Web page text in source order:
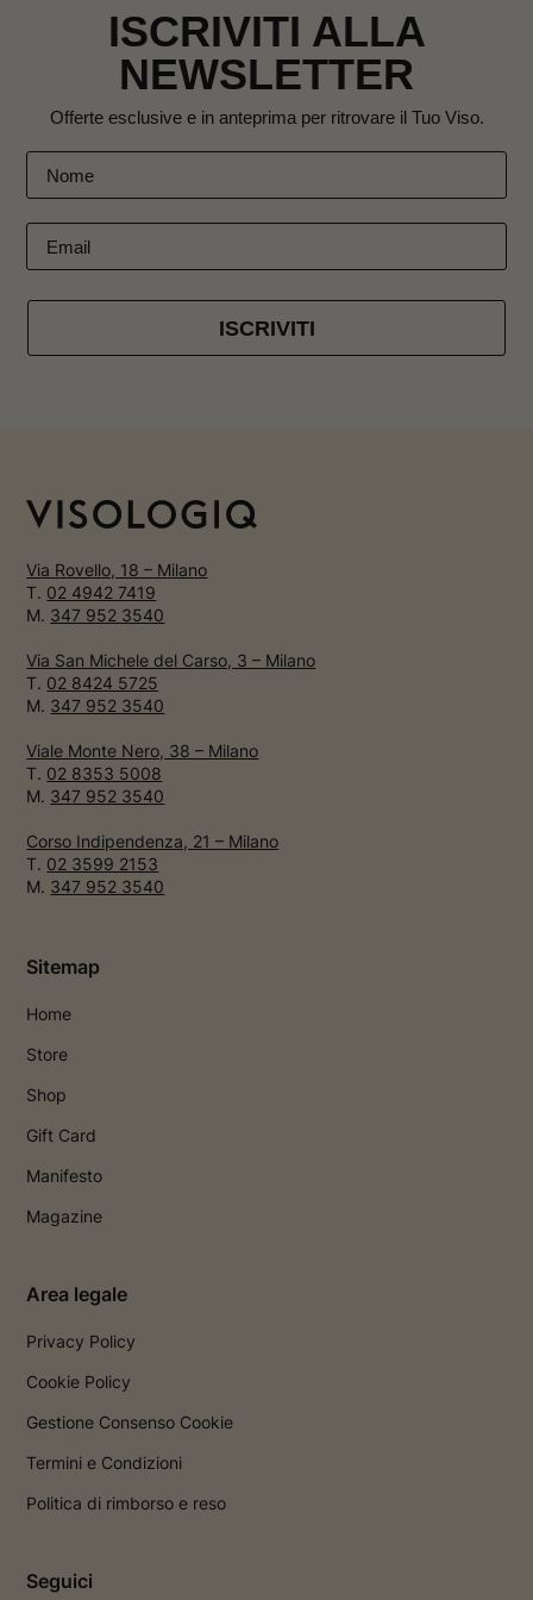
ISCRIVITI ALLA
NEWSLETTER
Offerte esclusive e in anteprima per ritrovare il Tuo Viso.
ISCRIVITI
Via Rovello, 18 – Milano
T. 02 4942 7419
M. 347 952 3540
Via San Michele del Carso, 3 – Milano
T. 02 8424 5725
M. 347 952 3540
Viale Monte Nero, 38 – Milano
T. 02 8353 5008
M. 347 952 3540
Corso Indipendenza, 21 – Milano
T. 02 3599 2153
M. 347 952 3540
Sitemap
Home
Store
Shop
Gift Card
Manifesto
Magazine
Area legale
Privacy Policy
Cookie Policy
Gestione Consenso Cookie
Termini e Condizioni
Politica di rimborso e reso
Seguici